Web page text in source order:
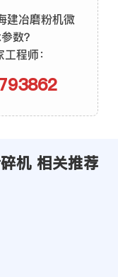
建冶磨粉机微
数？
程师：
机 相关推荐